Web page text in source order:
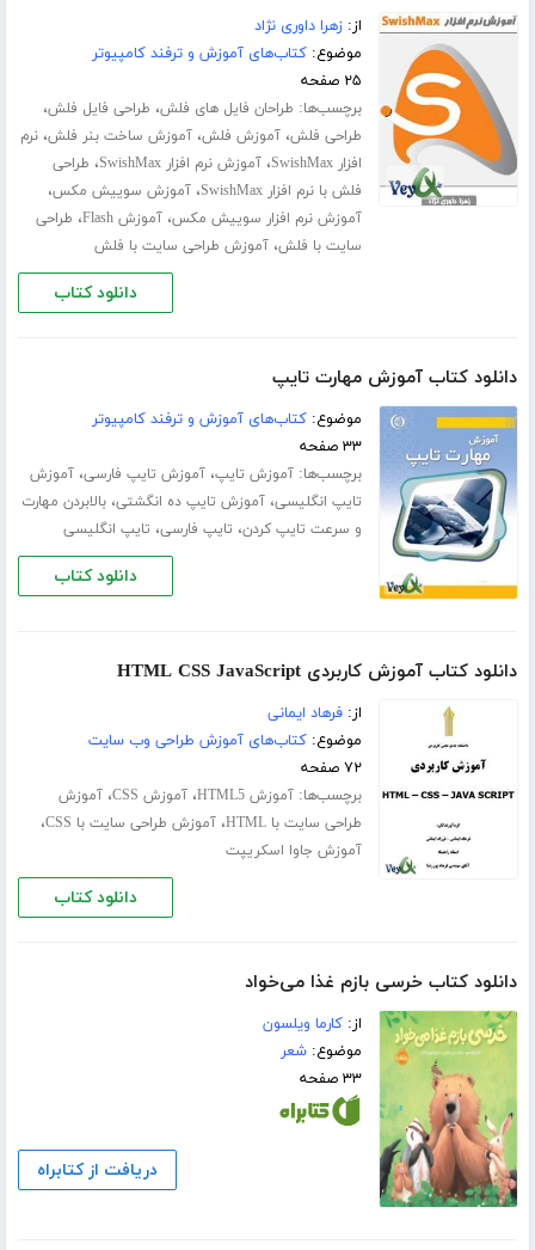
از:زهرا داوری نژاد
موضوع:کتاب‌های آموزش و ترفند کامپیوتر
۲۵ صفحه
برچسب‌ها: طراحان فایل های فلش، طراحی فایل فلش،
طراحی فلش،آموزش فلش،آموزش ساخت بنر فلش،نرم
افزار SwishMax
،آموزش نرم افزار SwishMax ، طراحی
فلش با نرم افزار SwishMax
،آموزش سوییش مکس،
آموزش نرم افزار سوییش مکس،آموزش Flash ، طراحی
سایت با فلش،آموزش طراحی سایت با فلش
دانلود کتاب
دانلود کتاب آموزش مهارت تایپ
موضوع:کتاب‌های آموزش و ترفند کامپیوتر
۳۳ صفحه
برچسب‌ها:آموزش تایپ،آموزش تایپ فارسی،آموزش
تایپ انگلیسی،آموزش تایپ ده انگشتی،بالابردن مهارت
و سرعت تایپ کردن، تایپ فارسی، تایپ انگلیسی
دانلود کتاب
دانلود کتاب آموزش کاربردی HTML CSS JavaScript
از:فرهاد ایمانی
موضوع:کتاب‌های آموزش طراحی وب سایت
۷۲ صفحه
برچسب‌ها:آموزش HTML5 ،آموزش CSS ،آموزش
طراحی سایت با HTML
،آموزش طراحی سایت با CSS ،
آموزش جاوا اسکریپت
دانلود کتاب
دانلود کتاب خرسی بازم غذا می‌خواد
از:کارما ویلسون
موضوع:شعر
۳۳ صفحه
دریافت از کتابراه